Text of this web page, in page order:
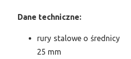
Dane techniczne:
rury stalowe o średnicy
25 mm